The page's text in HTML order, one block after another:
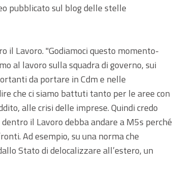
pubblicato sul blog delle stelle
il Lavoro. "Godiamoci questo momento-
al lavoro sulla squadra di governo, sui
da portare in Cdm e nelle
che ci siamo battuti tanto per le aree con
alle crisi delle imprese. Quindi credo
il Lavoro debba andare a M5s perché
Ad esempio, su una norma che
Stato di delocalizzare all’estero, un